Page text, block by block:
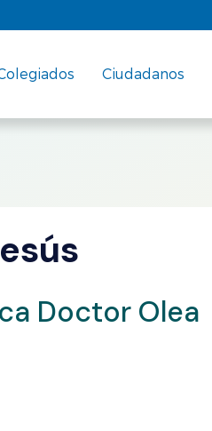
Ciudadanos
Doctor Olea